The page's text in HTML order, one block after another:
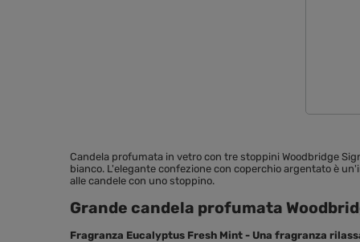
Candela profumata in vetro con tre stoppini Woodbridge
bianco. L'elegante confezione con coperchio argentato è
alle candele con uno stoppino.
Grande candela profumata
Fragranza Eucalyptus Fresh Mint - Una fragranza